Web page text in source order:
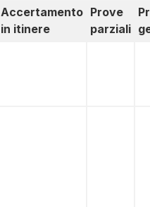
Accertamento
in itinere
Prove
parziali